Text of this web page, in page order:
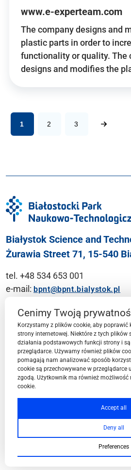
www.e-experteam.com
The company designs and
plastic parts in order to
functionality or quality. The
designs and modifies the
1 2 3
Białystok Science and
Żurawia Street 71, 15-540
tel. +48 534 653 001
e-mail: bpnt@bpnt.bialystok.pl
Contact
BPN-T Area
BPN-T Offer
Cenimy Twoją
Korzystamy z plików cookie, aby
strony internetowej. Niektóre z tych plików
działania podstawowych funkcji strony i
przeglądarce. Używamy również plików
pomagają nam analizować sposób
cookie są przechowywane w przeglądarce
zgodą. Użytkownik ma również możliwość
cookie.
Accept all
Deny all
Preferences